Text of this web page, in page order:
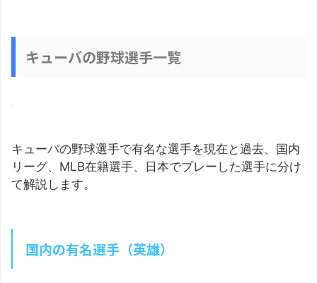
キューバの野球選手一覧
キューバの野球選手で有名な選手を現在と過去、国内
リーグ、MLB在籍選手、日本でプレーした選手に分け
て解説します。
国内の有名選手（英雄）